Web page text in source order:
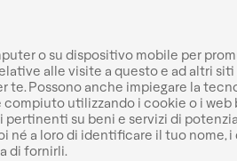
o su dispositivo mobile per
alle visite a questo e ad altri
Possono anche impiegare la
utilizzando i cookie o i
su beni e servizi di
né a loro di identificare il tuo nome,
di fornirli.